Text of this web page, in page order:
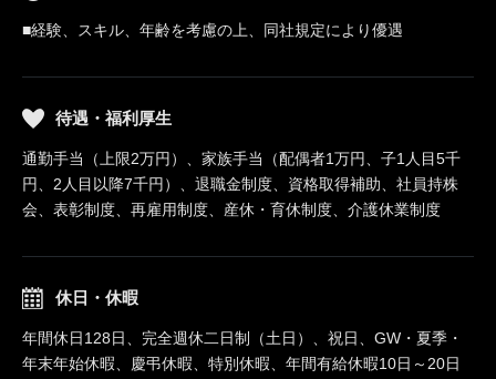
■経験、スキル、年齢を考慮の上、同社規定により優遇
待遇・福利厚生
通勤手当（上限2万円）、家族手当（配偶者1万円、子1人目5千
円、2人目以降7千円）、退職金制度、資格取得補助、社員持株
会、表彰制度、再雇用制度、産休・育休制度、介護休業制度
休日・休暇
年間休日128日、完全週休二日制（土日）、祝日、GW・夏季・
年末年始休暇、慶弔休暇、特別休暇、年間有給休暇10日～20日